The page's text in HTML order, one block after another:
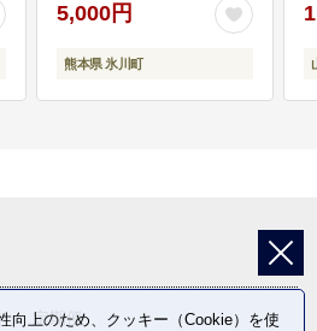
5,000円
熊本県 氷川町
定期便
向上のため、クッキー（Cookie）を使